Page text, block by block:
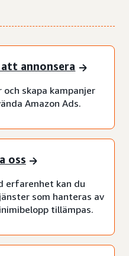
annonsera
skapa kampanjer
Amazon Ads.
oss
erfarenhet kan du
som hanteras av
tillämpas.